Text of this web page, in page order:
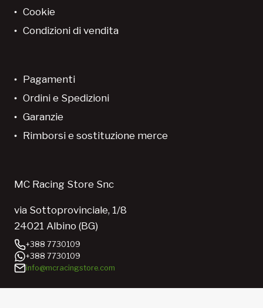
Cookie
Condizioni di vendita
Pagamenti
Ordini e Spedizioni
Garanzie
Rimborsi e sostituzione merce
MC Racing Store Snc
via Sottoprovinciale, 1/8
24021 Albino (BG)
+388 7730109
+388 7730109
info@mcracingstore.com